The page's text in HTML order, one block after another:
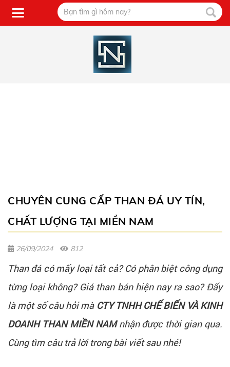
CHUYÊN CUNG CẤP THAN ĐÁ UY TÍN,
CHẤT LƯỢNG TẠI MIỀN NAM
26/09/2024 812
Than đá có mấy loại tất cả? Có phân biệt công dụng
từng loại không? Giá than bán hiện nay ra sao? Đấy
là một số câu hỏi mà CTY TNHH CHẾ BIẾN VÀ KINH
DOANH THAN MIỀN NAMnhận được thời gian qua.
Cùng tìm câu trả lời trong bài viết sau nhé!